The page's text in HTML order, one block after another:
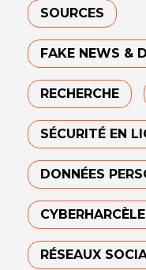
SOURCES
FAKE NEWS &
RECHERCHE
SÉCURITÉ EN
DONNÉES
RÉSEAUX